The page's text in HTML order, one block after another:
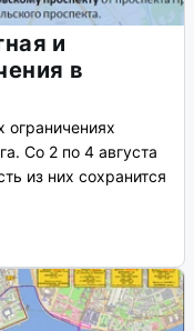
и
в
Со 2 по 4 августа
из них сохранится